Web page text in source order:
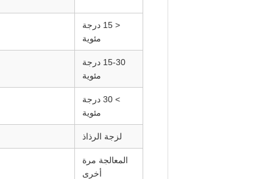
< 15 درجة
مئوية
15-30 درجة
مئوية
> 30 درجة
مئوية
لزجة الرذاذ
المعالجة مرة
أخرى